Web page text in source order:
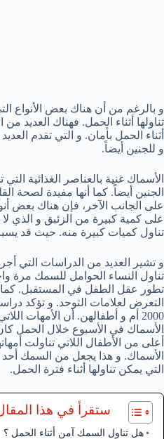
و بالرغم من أن هناك بعض الأنواع
تناولها أثناء الحمل. فهناك العديد من
أثناء الحمل بأمان. و التي تقدم
و للجنين أيضاً.
الأسماك غنية بالعناصر الغذائية التي
الجنين أيضاً. كما أنها مفيدة لصحة
على الجانب الآخر، فإن هناك بعض
على كمية كبيرة من الزئبق و الذي
تناول كميات كبيرة منه. حيث قد
و تشير العديد من الدراسات التي
تناول النساء الحوامل للسمك مرة
تطور عقل الطفل في المستقبل.
التعرض لعلامات التوحد. و تؤكد
الأسماك في الأسبوع خلال الحمل
أعلى من الأطفال اللاتي تناولت
الأسماك. و هذا يجعل من السمك أحد
التي يمكن تناولها أثناء فترة الحمل.
ستقرأ في هذا
هل تناول السمك آمن أثناء الحمل ؟